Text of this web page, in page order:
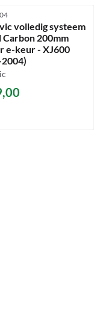
volledig systeem
Carbon 200mm
e-keur - XJ600